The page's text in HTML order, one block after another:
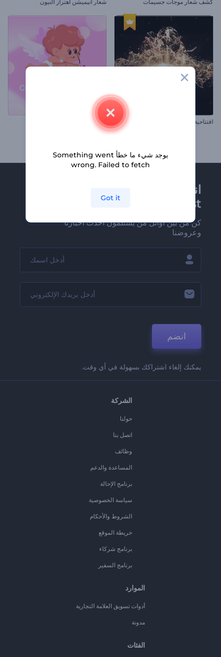
كشف شعار موجات جسيمات شعار أنيميشن اهتزاز النيون
افتتاحية الجسيمات الذهبية الفاخرة افتتاحية سهم حب كيوبيد
انضم إلى نشرة
Renderforest الإخبارية
كن من بين أوائل من يستلمون أحدث أخبارنا
وعروضنا
انضم
يمكنك إلغاء اشتراكك بسهولة في أي وقت.
الشركة
حولنا
اتصل بنا
وظائف
المساعدة والدعم
برنامج الإحالة
سياسة الخصوصية
الشروط والأحكام
خريطة الموقع
برنامج شركاء
برنامج السفير
الموارد
أدوات تسويق العلامة التجارية
مدونة
الفئات
يوجد شيء ما خطأ Something went
wrong. Failed to fetch
Got it